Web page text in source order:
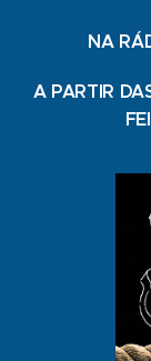
NA
A PARTIR